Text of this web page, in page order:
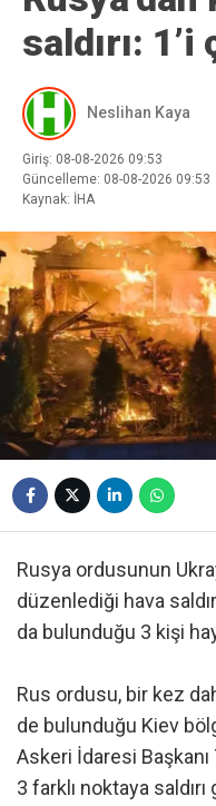
saldırı:
Neslihan Kaya
Giriş: 08-08-2026 09:53
Güncelleme: 08-08-2026 09:53
Kaynak: İHA
Rusya ordusunun
düzenlediği hava
da bulunduğu 3 kişi
Rus ordusu, bir kez
de bulunduğu Kiev
Askeri İdaresi
3 farklı noktaya